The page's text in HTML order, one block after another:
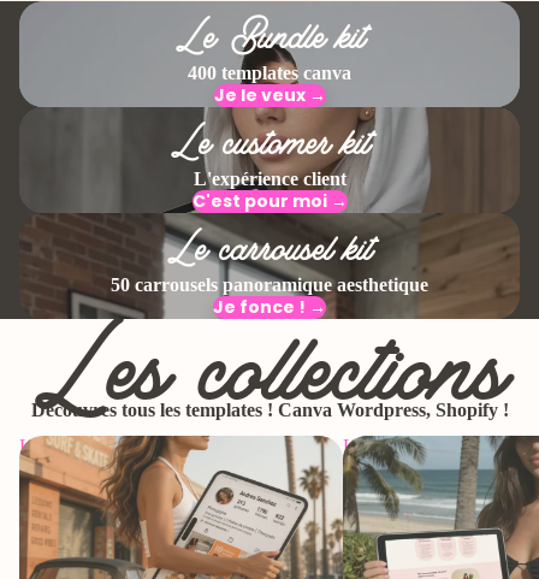
Le Bundle kit
400 templates canva
Je le veux →
Le customer kit
L'expérience client
C'est pour moi →
Le carrousel kit
50 carrousels panoramique aesthetique
Je fonce ! →
Les collections
Découvres tous les templates ! Canva Wordpress, Shopify !
Les templates Canva
Les templates Wordpress